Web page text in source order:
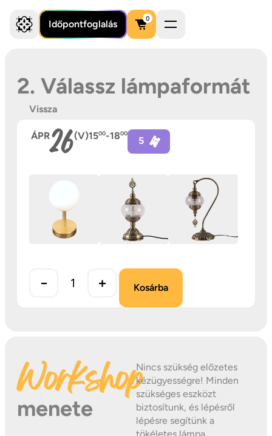
Időpontfoglalás
0
2. Válassz lámpaformát
Vissza
ÁPR26(V)1500-1800
5
− + Kosárba
Workshop
menete
Nincs szükség előzetes
kézügyességre! Minden
szükséges eszközt
biztosítunk, és lépésről
lépésre segítünk a